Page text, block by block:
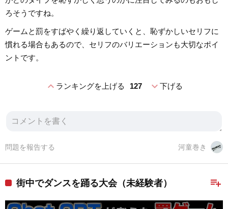
ろそうですね。
ゲームと罰をすばやく繰り返していくと、恥ずかしいセリフに
慣れる場合もあるので、セリフのバリエーションも大切なポイ
ントです。
expand_lessランキングを上げる 127 expand_more下げる
河童巻き
問題を報告する
playlist_add
街中でダンスを踊る大会（未経験者）